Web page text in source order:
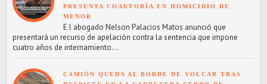
PRESUNTA COAUTORÍA EN HOMICIDIO DE
MENOR
E l abogado Nelson Palacios Matos anunció que
presentará un recurso de apelación contra la sentencia que impone
cuatro años de internamiento...
CAMIÓN QUEDA AL BORDE DE VOLCAR TRAS